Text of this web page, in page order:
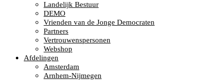
Landelijk Bestuur
DEMO
Vrienden van de Jonge Democraten
Partners
Vertrouwenspersonen
Webshop
Afdelingen
Amsterdam
Arnhem-Nijmegen